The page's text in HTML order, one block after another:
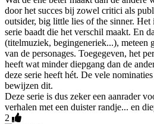
door het succes bij zowel critici als
outsider, big little lies of the sinner. Het
serie baadt die het verschil maakt. En
(titelmuziek, begingeneriek...), meteen
van de personages. Toegegeven, het
heeft wat minder diepgang dan de
deze serie heeft hét. De vele
bewijzen dit.
Deze serie is dus zeker een aanrader
verhalen met een duister randje... en
2